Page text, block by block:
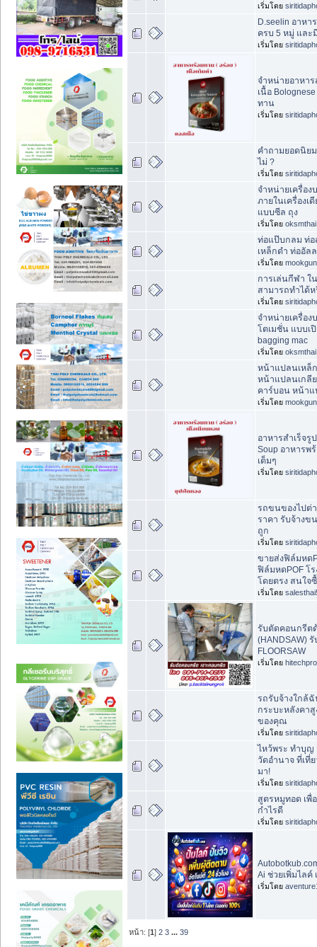
เริ่มโดย
D.seelin อาหา
ครบ 5 หมู่ และ
เริ่มโดย
จำหน่ายอาหาร
เนื้อ
ทาน
เริ่มโดย
คำถามยอดนิย
ไม่ ?
เริ่มโดย
จำหน่ายเครื่อง
ภายในเครื่องเ
แบบซีล ถุง
เริ่มโดย oksmthai
ท่อแป๊บกลม ท่
เหล็กดำ ท่ออัล
เริ่มโดย
การเล่นกีฬา ใ
สามารถทำได้ห
เริ่มโดย
จำหน่ายเครื่อง
โตเมชั่น แบบเ
bagging mac
เริ่มโดย oksmthai
หน้าแปลนเหล็
หน้าแปลนเกลี
คาร์บอน หน้าแ
เริ่มโดย
อาหารสำเร็จรู
Soup อาหารพ
เต็มๆ
เริ่มโดย
รถขนของไปต่
ราคา รับจ้างข
ถูก
เริ่มโดย
ขายส่งฟิล์มหด
ฟิล์มหดPOF โ
โดยตรง สนใจ
เริ่มโดย
รับตัดคอนกรีต
(HANDSAW)
FLOORSAW
เริ่มโดย
รถรับจ้างใกล้ฉั
กระบะหลังคา
ของคุณ
เริ่มโดย
ไหว้พระ ทำบุญ
วัดอำนาจ ที่เที่
มา!
เริ่มโดย
สูตรหมูทอด เพื่
กำไรดี
เริ่มโดย
Ai ช่วยเพิ่มไลค์
เริ่มโดย
หน้า: [1]2 3 ...39